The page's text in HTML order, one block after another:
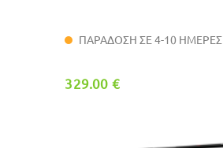
ΠΑΡΑΔΟΣΗ ΣΕ 4-10 ΗΜΕΡΕΣ
329.00 €